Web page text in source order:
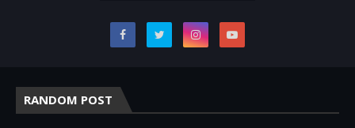
RANDOM POST